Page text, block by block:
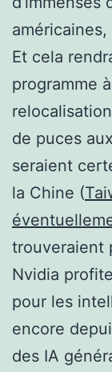
Et cela
programme
de puces
seraient
la Chine (
trouveraient
Nvidia
pour les
encore
des IA